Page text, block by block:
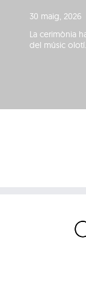
30 maig, 2026
La cerimònia
del músic olotí.